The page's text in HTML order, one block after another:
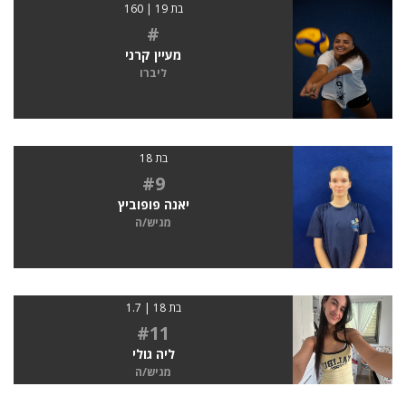
בת 19 | 160
#
מעיין קרני
ליברו
בת 18
#9
יאנה פופוביץ
מגיש/ה
בת 18 | 1.7
#11
ליה גולי
מגיש/ה